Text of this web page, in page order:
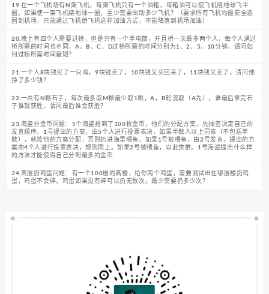
19.在一个飞机场有N架飞机，每架飞机只有一个油箱，每箱油可以使飞机绕地球飞半
圈。如果使一架飞机绕地球一圈，至少需要出动多少飞机？（要求所有飞机均能安全返
回到机场，只能通过飞机给飞机这样加油方式，不能降落到机场加油）
20.晚上有四个人需要过桥，但是只有一个手电筒，并且桥一次最多两个人，每个人通过
桥所需的时间也不同，A、B、C、D过桥所需的时间分别为1、2、5、10分钟。请问如
何过桥所需时间最短？
21.一个人8块钱买了一只鸡，9块钱卖了，10块钱又买回来了，11块钱又卖了，请问他
挣了多少钱？
22.一共有N颗石子，每次最多取M颗最少取1颗，A，B轮流取（A先），谁最后拿完石
子谁就获胜，请问最后谁会获胜？
23.海盗分金币问题：5个海盗抢到了100枚金币，他们的分配方案，先抽签决定自己的
发言顺序。1号提出的方案，由5个人进行投票表决，如果半数人以上同意（不包括半
数），就按他的方案分配，否则扔进海里喂鱼。如果1号被喂鱼，由2号发言，提出的方
案由4个人进行投票表决，规则同上。如果2号被喂鱼，以此类推。1号海盗提出什么样
的方法才能使得自己分到最多的金币
24.高层扔鸡蛋问题：有一个100层的高楼，给你两个鸡蛋，需要测试出在哪层楼扔鸡
蛋，鸡蛋不会碎。鸡蛋如果没有碎可以扔无数次。最少需要扔多少次？